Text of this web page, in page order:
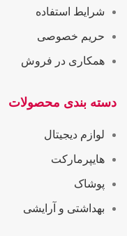
شرایط استفاده
حریم خصوصی
همکاری در فروش
دسته بندی محصولات
لوازم دیجیتال
هایپرمارکت
پوشاک
بهداشتی و آرایشی